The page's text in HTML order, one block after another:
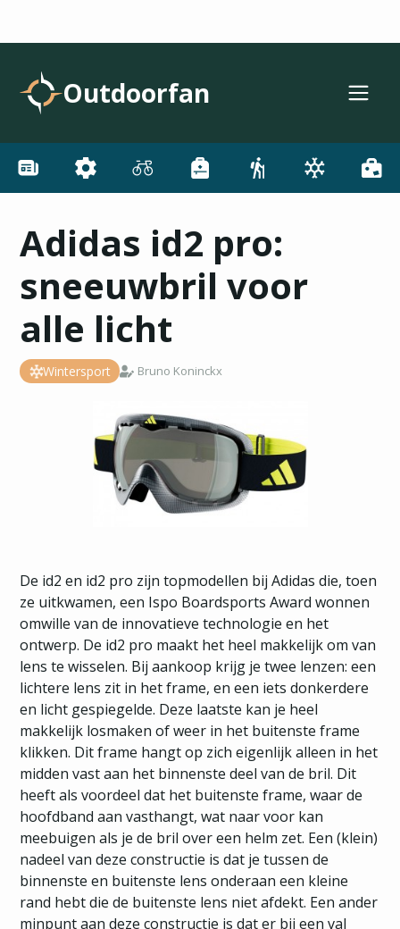
Outdoorfan
Adidas id2 pro:
sneeuwbril voor
alle licht
Wintersport Bruno Koninckx
De id2 en id2 pro zijn topmodellen bij Adidas die, toen
ze uitkwamen, een Ispo Boardsports Award wonnen
omwille van de innovatieve technologie en het
ontwerp. De id2 pro maakt het heel makkelijk om van
lens te wisselen. Bij aankoop krijg je twee lenzen: een
lichtere lens zit in het frame, en een iets donkerdere
en licht gespiegelde. Deze laatste kan je heel
makkelijk losmaken of weer in het buitenste frame
klikken. Dit frame hangt op zich eigenlijk alleen in het
midden vast aan het binnenste deel van de bril. Dit
heeft als voordeel dat het buitenste frame, waar de
hoofdband aan vasthangt, wat naar voor kan
meebuigen als je de bril over een helm zet. Een (klein)
nadeel van deze constructie is dat je tussen de
binnenste en buitenste lens onderaan een kleine
rand hebt die de buitenste lens niet afdekt. Een ander
minpunt aan deze constructie is dat er bij een val